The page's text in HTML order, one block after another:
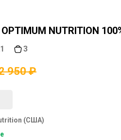
NUTRITION
3
950 ₽
(США)